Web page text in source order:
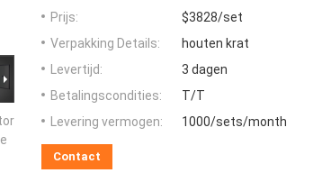
Prijs:
$3828/set
Verpakking Details:
houten krat
Levertijd:
3 dagen
Betalingscondities:
T/T
Levering vermogen:
1000/sets/month
Contact